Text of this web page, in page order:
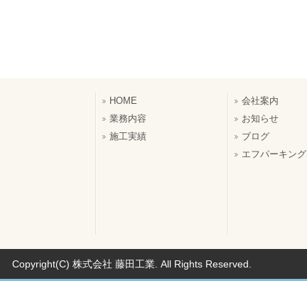
HOME
業務内容
施工実績
会社案内
お知らせ
ブログ
エフパーキング
Copyright(C) 株式会社 藤田工業. All Rights Reserved.